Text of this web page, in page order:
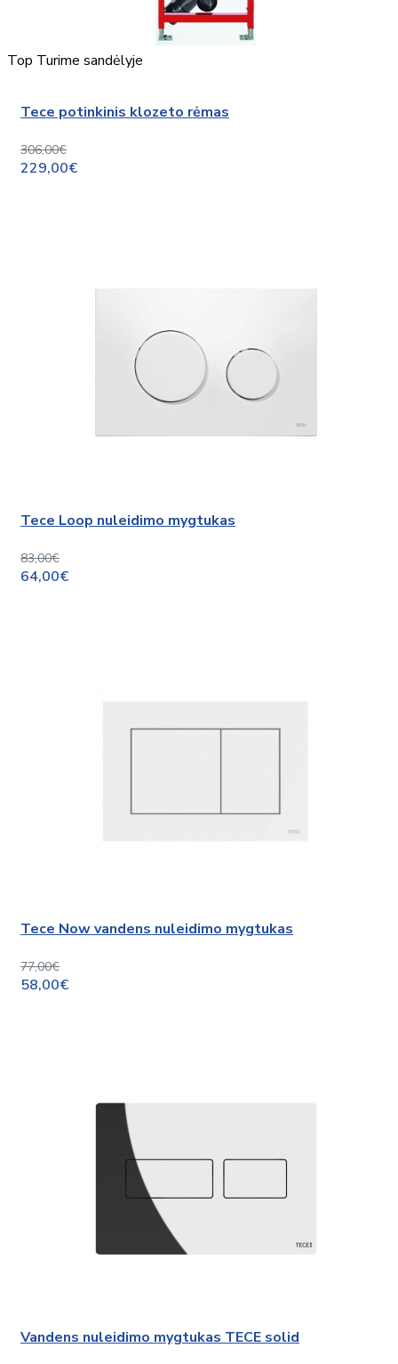
Top Turime sandėlyje
Tece potinkinis klozeto rėmas
306,00€
229,00€
Tece Loop nuleidimo mygtukas
83,00€
64,00€
Tece Now vandens nuleidimo mygtukas
77,00€
58,00€
Vandens nuleidimo mygtukas TECE solid